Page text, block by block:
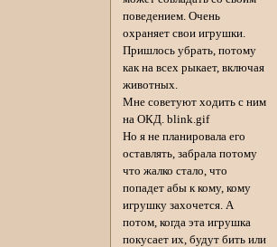
поведением. Очень
охраняет свои игрушки.
Пришлось убрать, потому
как на всех рыкает, включая
животных.
Мне советуют ходить с ним
на ОКД. blink.gif
Но я не планировала его
оставлять, забрала потому
что жалко стало, что
попадет абы к кому, кому
игрушку захочется. А
потом, когда эта игрушка
покусает их, будут бить или